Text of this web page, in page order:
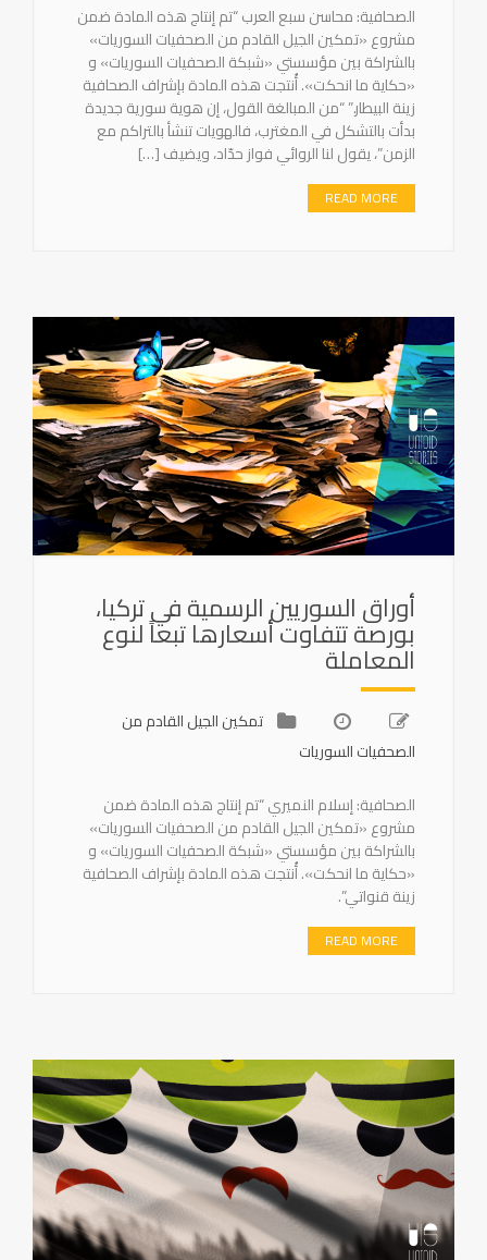
الصحافية: محاسن سبع العرب “تم إنتاج هذه المادة ضمن
مشروع «تمكين الجيل القادم من الصحفيات السوريات»
بالشراكة بين مؤسستي «شبكة الصحفيات السوريات» و
«حكاية ما انحكت». أُنتجت هذه المادة بإشراف الصحافية
زينة البيطار.” “من المبالغة القول، إن هوية سورية جديدة
بدأت بالتشكل في المغترب، فالهويات تنشأ بالتراكم مع
الزمن”، يقول لنا الروائي فواز حدّاد، ويضيف […]
READ MORE
أوراق السوريين الرسمية في تركيا،
بورصة تتفاوت أسعارها تبعاً لنوع
المعاملة
تمكين الجيل القادم من
الصحفيات السوريات
الصحافية: إسلام النميري “تم إنتاج هذه المادة ضمن
مشروع «تمكين الجيل القادم من الصحفيات السوريات»
بالشراكة بين مؤسستي «شبكة الصحفيات السوريات» و
«حكاية ما انحكت». أُنتجت هذه المادة بإشراف الصحافية
زينة قنواتي”.
READ MORE